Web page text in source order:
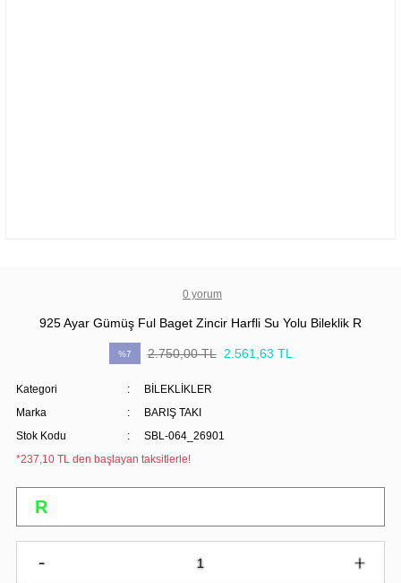
0 yorum
925 Ayar Gümüş Ful Baget Zincir Harfli Su Yolu Bileklik R
%7 2.750,00 TL 2.561,63 TL
Kategori
BİLEKLİKLER
Marka
BARIŞ TAKI
Stok Kodu
SBL-064_26901
*237,10 TL den başlayan taksitlerle!